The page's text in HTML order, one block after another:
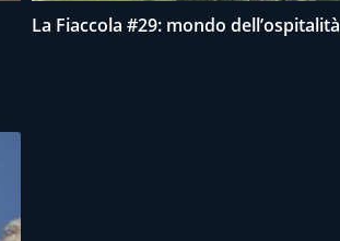
La Fiaccola #29: mondo